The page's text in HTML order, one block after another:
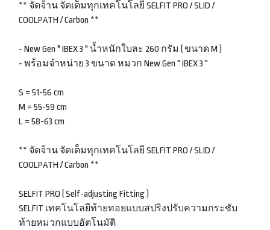
** จัดจ้าน จัดเต็มทุกเทคโนโลยี SELFIT PRO / SLID /
COOLPATH / Carbon **
- New Gen " IBEX 3 " น้ำหนักใบละ 260 กรัม ( ขนาด M )
- พร้อมจำหน่าย 3 ขนาด หมวก New Gen " IBEX 3 "
S = 51-56 cm
M = 55-59 cm
L = 58-63 cm
** จัดจ้าน จัดเต็มทุกเทคโนโลยี SELFIT PRO / SLID /
COOLPATH / Carbon **
SELFIT PRO ( Self-adjusting Fitting )
SELFIT เทคโนโลยีท้ายทอยแบบสปริงปรับความกระชับ
ท้ายหมวกแบบอัตโนมัติ